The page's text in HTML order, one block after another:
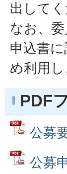
出してく
なお、
申込書
め利用
PDF
公募
公募